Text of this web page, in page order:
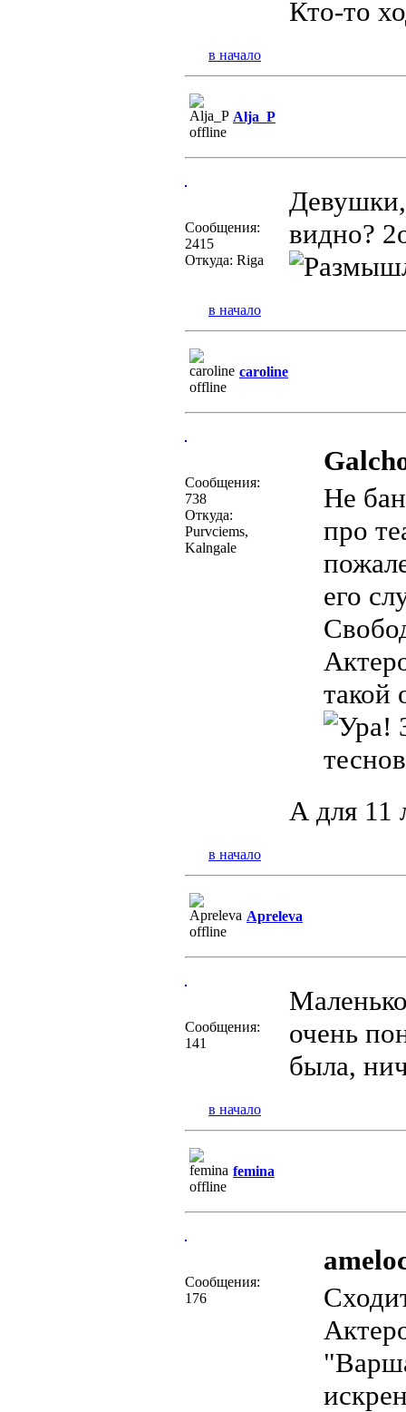
Кто-то
в начало
Alja_P
Сообщения:
2415
Откуда: Riga
Девушки,
видно?
в начало
caroline
Сообщения:
738
Откуда:
Purvciems,
Kalngale
Не
про
его
такой
А для 11
в начало
Apreleva
Сообщения:
141
очень
была,
в начало
femina
Сообщения:
176